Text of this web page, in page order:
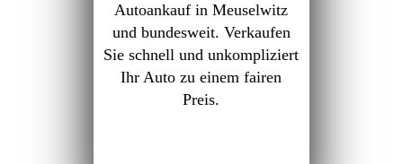
Autoankauf in Meuselwitz
und bundesweit. Verkaufen
Sie schnell und unkompliziert
Ihr Auto zu einem fairen
Preis.